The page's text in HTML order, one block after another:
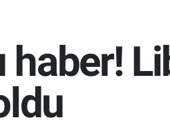
haber!